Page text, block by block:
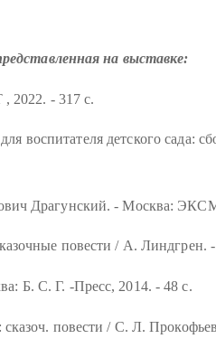
на выставке:
2022. - 317 с.
воспитателя детского сада:
Драгунский. - Москва:
повести / А. Линдгрен.
Б. С. Г. -Пресс, 2014. - 48 с.
повести / С. Л.